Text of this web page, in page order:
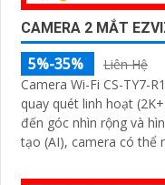
CAMERA 2 MẮT
5%-35%
Liên Hệ
Camera Wi-Fi CS-TY7-
quay quét linh hoạt
đến góc nhìn rộng và hình ảnh sắc
tạo (AI), camera có thể